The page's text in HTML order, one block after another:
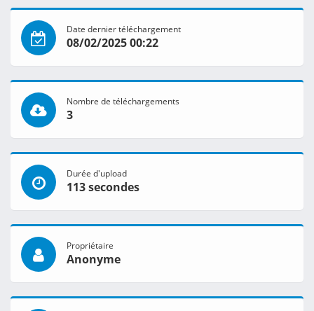
Date dernier téléchargement
08/02/2025 00:22
Nombre de téléchargements
3
Durée d'upload
113 secondes
Propriétaire
Anonyme